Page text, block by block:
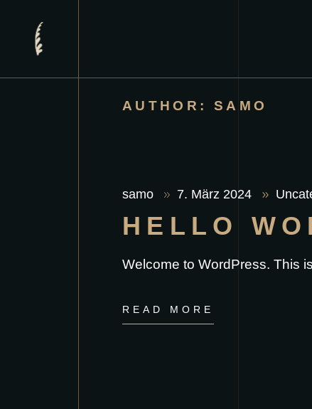
AUTHOR: SAMO
samo 7. März 2024
HELLO
Welcome to WordPress. This
READ MORE